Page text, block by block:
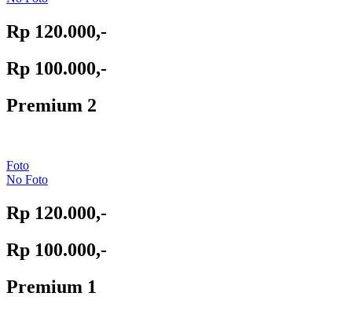
Rp 120.000,-
Rp 100.000,-
Premium 2
Foto
No Foto
Rp 120.000,-
Rp 100.000,-
Premium 1